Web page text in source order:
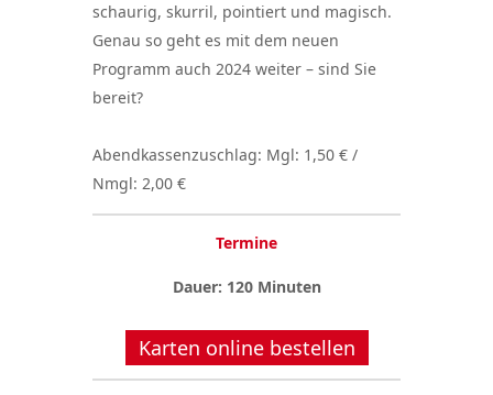
schaurig, skurril, pointiert und magisch.
Genau so geht es mit dem neuen
Programm auch 2024 weiter – sind Sie
bereit?
Abendkassenzuschlag: Mgl: 1,50 € /
Nmgl: 2,00 €
Termine
Dauer: 120 Minuten
Karten online bestellen